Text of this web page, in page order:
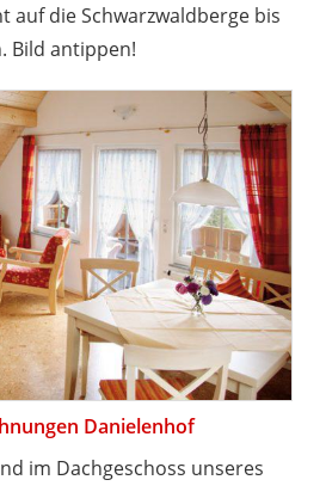
auf die Schwarzwaldberge bis
Bild antippen!
Danielenhof
im Dachgeschoss unseres